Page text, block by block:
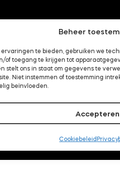
Beheer
ervaringen te bieden, gebruiken we
of toegang te krijgen tot
stelt ons in staat om gegevens te
site. Niet instemmen of toestemming
beïnvloeden.
Accepteren
Cookiebeleid